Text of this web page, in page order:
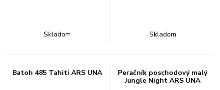
Skladom Skladom
Batoh 485 Tahiti ARS UNA
Peračník poschodový malý
Jungle Night ARS UNA